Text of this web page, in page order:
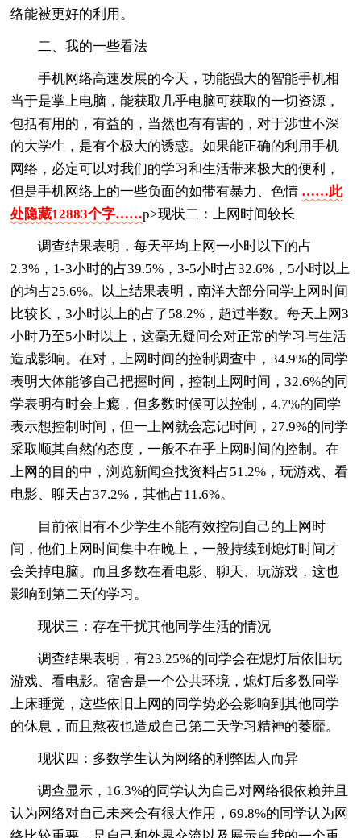
络能被更好的利用。
二、我的一些看法
手机网络高速发展的今天，功能强大的智能手机相
当于是掌上电脑，能获取几乎电脑可获取的一切资源，
包括有用的，有益的，当然也有有害的，对于涉世不深
的大学生，是有个极大的诱惑。如果能正确的利用手机
网络，必定可以对我们的学习和生活带来极大的便利，
但是手机网络上的一些负面的如带有暴力、色情 ……此
处隐藏12883个字……p>现状二：上网时间较长
调查结果表明，每天平均上网一小时以下的占
2.3%，1-3小时的占39.5%，3-5小时占32.6%，5小时以上
的均占25.6%。以上结果表明，南洋大部分同学上网时间
比较长，3小时以上的占了58.2%，超过半数。每天上网3
小时乃至5小时以上，这毫无疑问会对正常的学习与生活
造成影响。在对，上网时间的控制调查中，34.9%的同学
表明大体能够自己把握时间，控制上网时间，32.6%的同
学表明有时会上瘾，但多数时候可以控制，4.7%的同学
表示想控制时间，但一上网就会忘记时间，27.9%的同学
采取顺其自然的态度，一般不在乎上网时间的控制。在
上网的目的中，浏览新闻查找资料占51.2%，玩游戏、看
电影、聊天占37.2%，其他占11.6%。
目前依旧有不少学生不能有效控制自己的上网时
间，他们上网时间集中在晚上，一般持续到熄灯时间才
会关掉电脑。而且多数在看电影、聊天、玩游戏，这也
影响到第二天的学习。
现状三：存在干扰其他同学生活的情况
调查结果表明，有23.25%的同学会在熄灯后依旧玩
游戏、看电影。宿舍是一个公共环境，熄灯后多数同学
上床睡觉，这些依旧上网的同学势必会影响到其他同学
的休息，而且熬夜也造成自己第二天学习精神的萎靡。
现状四：多数学生认为网络的利弊因人而异
调查显示，16.3%的同学认为自己对网络很依赖并且
认为网络对自己未来会有很大作用，69.8%的同学认为网